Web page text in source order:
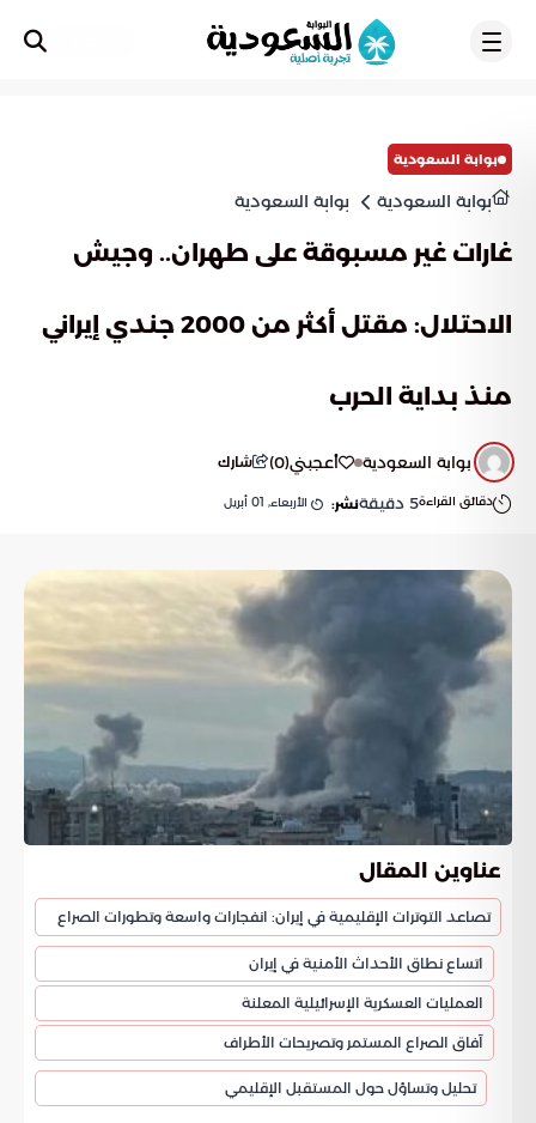
بوابة السعودية
بوابة السعودية بوابة السعودية
غارات غير مسبوقة على طهران.. وجيش
الاحتلال: مقتل أكثر من 2000 جندي إيراني
منذ بداية الحرب
بوابة السعودية أعجبني(
0
) شارك
دقائق القراءة5 دقيقةنشر: الأربعاء, 01 أبريل
عناوين المقال
تصاعد التوترات الإقليمية في إيران: انفجارات واسعة وتطورات الصراع
اتساع نطاق الأحداث الأمنية في إيران
العمليات العسكرية الإسرائيلية المعلنة
آفاق الصراع المستمر وتصريحات الأطراف
تحليل وتساؤل حول المستقبل الإقليمي